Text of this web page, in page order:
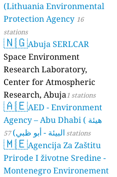
(Lithuania Environmental
Protection Agency 16
stations
🇳🇬Abuja SERLCAR
Space Environment
Research Laboratory,
Center for Atmospheric
Research, Abuja1 stations
🇦🇪AED - Environment
Agency – Abu Dhabi ( هيئة
البيئة - أبو ظبي) 57 stations
🇲🇪Agencija Za Zaštitu
Prirode I životne Sredine -
Montenegro Environement